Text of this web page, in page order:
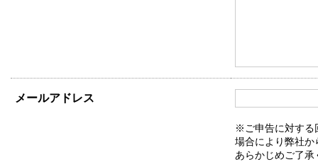
メールアドレス
※ご申告に対する
場合により弊社か
あらかじめご了承